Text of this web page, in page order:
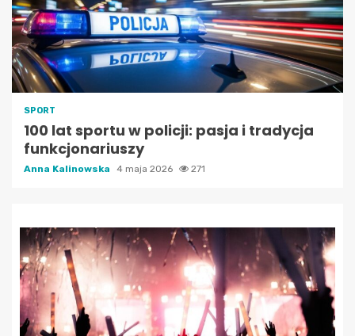
SPORT
100 lat sportu w policji: pasja i tradycja
funkcjonariuszy
Anna Kalinowska 4 maja 2026 271